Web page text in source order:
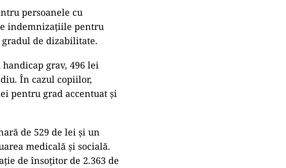
persoanele cu
indemnizațiile pentru
de dizabilitate.
grav, 496 lei
În cazul copiilor,
pentru grad accentuat și
de 529 de lei și un
medicală și socială.
de însoțitor de 2.363 de